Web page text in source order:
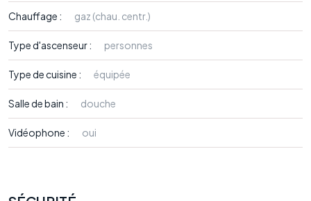
Chauffage : gaz (chau. centr.)
Type d'ascenseur : personnes
Type de cuisine : équipée
Salle de bain : douche
Vidéophone : oui